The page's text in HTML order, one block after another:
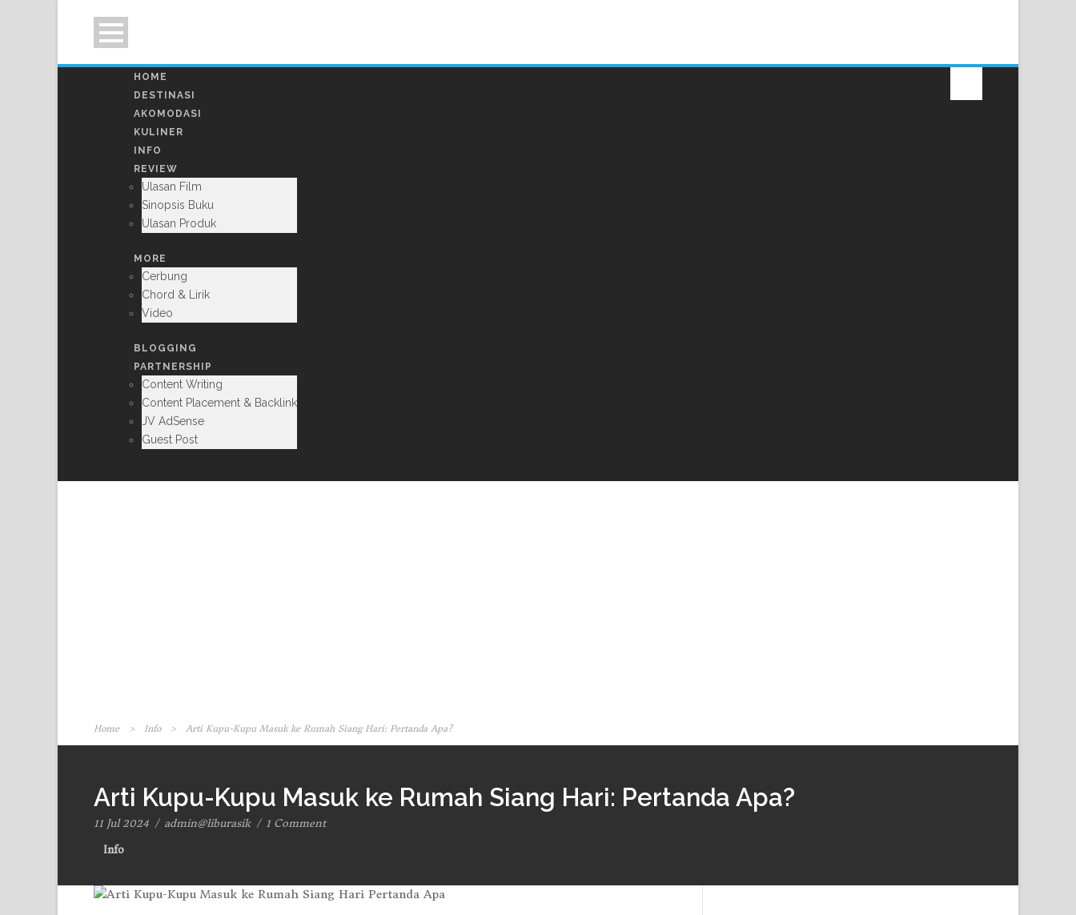
HOME
DESTINASI
AKOMODASI
KULINER
INFO
REVIEW
Ulasan Film
Sinopsis Buku
Ulasan Produk
MORE
Cerbung
Chord & Lirik
Video
BLOGGING
PARTNERSHIP
Content Writing
Content Placement & Backlink
JV AdSense
Guest Post
Home > Info > Arti Kupu-Kupu Masuk ke Rumah Siang Hari: Pertanda Apa?
Arti Kupu-Kupu Masuk ke Rumah Siang Hari: Pertanda Apa?
11 Jul 2024 / admin@liburasik / 1 Comment
Info